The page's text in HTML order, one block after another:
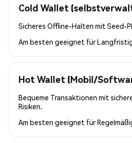
Cold Wallet
Sicheres Offline-Halten mit Seed-
Am besten geeignet für
Hot Wallet (Mobil/
Bequeme Transaktionen mit
Risiken.
Am besten geeignet für